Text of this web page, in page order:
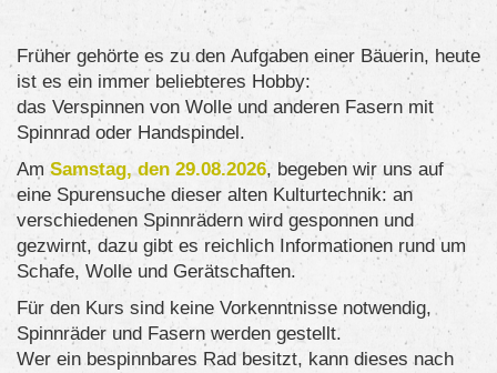
Früher gehörte es zu den Aufgaben einer Bäuerin, heute
ist es ein immer beliebteres Hobby:
das Verspinnen von Wolle und anderen Fasern mit
Spinnrad oder Handspindel.
Am Samstag, den 29.08.2026, begeben wir uns auf
eine Spurensuche dieser alten Kulturtechnik: an
verschiedenen Spinnrädern wird gesponnen und
gezwirnt, dazu gibt es reichlich Informationen rund um
Schafe, Wolle und Gerätschaften.
Für den Kurs sind keine Vorkenntnisse notwendig,
Spinnräder und Fasern werden gestellt.
Wer ein bespinnbares Rad besitzt, kann dieses nach